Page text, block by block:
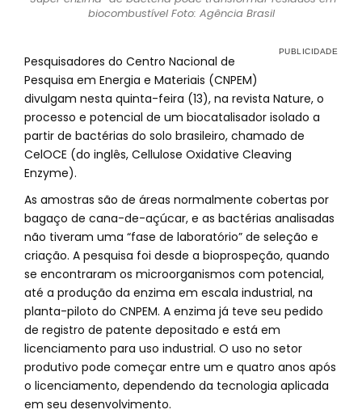
biocombustível Foto: Agência Brasil
Pesquisadores do Centro Nacional de
Pesquisa em Energia e Materiais (CNPEM)
divulgam nesta quinta-feira (13), na revista Nature, o
processo e potencial de um biocatalisador isolado a
partir de bactérias do solo brasileiro, chamado de
CelOCE (do inglês, Cellulose Oxidative Cleaving
Enzyme).
As amostras são de áreas normalmente cobertas por
bagaço de cana-de-açúcar, e as bactérias analisadas
não tiveram uma “fase de laboratório” de seleção e
criação. A pesquisa foi desde a bioprospeção, quando
se encontraram os microorganismos com potencial,
até a produção da enzima em escala industrial, na
planta-piloto do CNPEM. A enzima já teve seu pedido
de registro de patente depositado e está em
licenciamento para uso industrial. O uso no setor
produtivo pode começar entre um e quatro anos após
o licenciamento, dependendo da tecnologia aplicada
em seu desenvolvimento.